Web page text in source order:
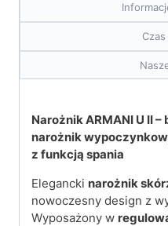
Narożnik ARMANI U II
narożnik
z funkcją spania
Elegancki narożnik
nowoczesny design z
Wyposażony w